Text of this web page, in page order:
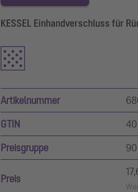
KESSEL Einhandverschluss für
Artikelnummer
GTIN
Preisgruppe 90
Preis